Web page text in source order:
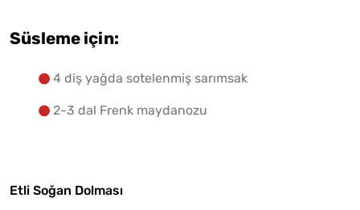
Süsleme için:
4 diş yağda sotelenmiş sarımsak
2-3 dal Frenk maydanozu
Etli Soğan Dolması